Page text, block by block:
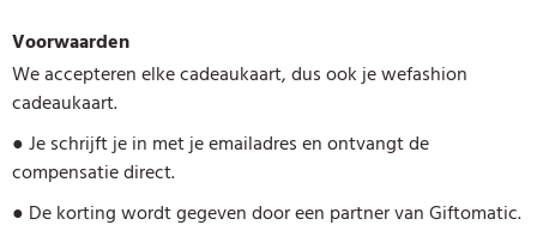
Voorwaarden
We accepteren elke cadeaukaart, dus ook je wefashion
cadeaukaart.
●Je schrijft je in met je emailadres en ontvangt de
compensatie direct.
● De korting wordt gegeven door een partner van Giftomatic.